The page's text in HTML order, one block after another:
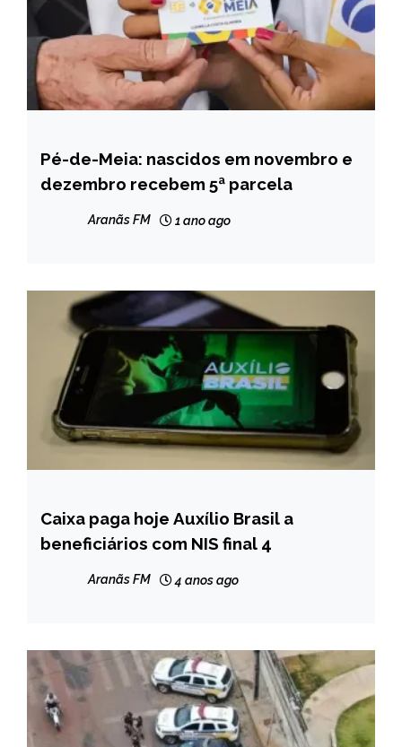
BRASIL
NOTÍCIAS
Pé-de-Meia: nascidos em novembro e
dezembro recebem 5ª parcela
Aranãs FM 1 ano ago
BRASIL
NOTÍCIAS
Caixa paga hoje Auxílio Brasil a
beneficiários com NIS final 4
Aranãs FM 4 anos ago